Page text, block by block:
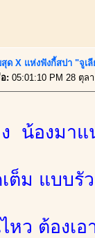
ด X แห่งฟังกี้สปา "จูเ
: 05:01:10 PM 28 ตุล
น้องมาแ
ต็ม แบบรั
หว ต้องเ